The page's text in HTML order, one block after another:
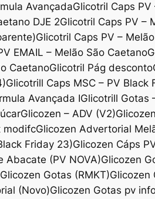
AvançadaGlicotril Caps
DJE 2Glicotril Caps PV –
Glicotril Caps PV –
EMAIL – Melão São Caetano
CaetanoGlicotril Pág desconto
Glicotrill Caps MSC – PV Black
Avançada IGlicotrill Gotas
Glicozen – ADV (V2)
modifcGlicozen Advertorial
Friday 23)Glicozen Cáps
Abacate (PV NOVA)Glicozen
Glicozen Gotas (RMKT)Glicozen
(Novo)Glicozen Gotas pv